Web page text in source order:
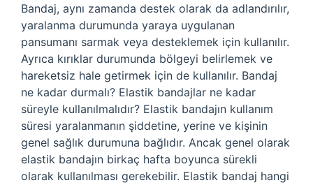
Bandaj, aynı zamanda destek olarak da adlandırılır,
yaralanma durumunda yaraya uygulanan
pansumanı sarmak veya desteklemek için kullanılır.
Ayrıca kırıklar durumunda bölgeyi belirlemek ve
hareketsiz hale getirmek için de kullanılır. Bandaj
ne kadar durmalı? Elastik bandajlar ne kadar
süreyle kullanılmalıdır? Elastik bandajın kullanım
süresi yaralanmanın şiddetine, yerine ve kişinin
genel sağlık durumuna bağlıdır. Ancak genel olarak
elastik bandajın birkaç hafta boyunca sürekli
olarak kullanılması gerekebilir. Elastik bandaj hangi